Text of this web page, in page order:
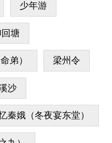
少年游
回塘
弟） 梁州令
沙
秦娥（冬夜宴东堂）